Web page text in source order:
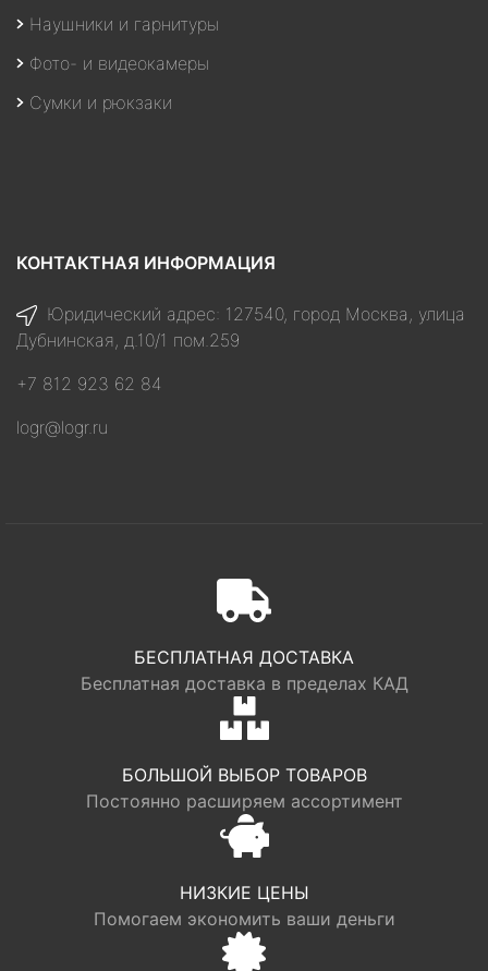
Наушники и гарнитуры
Фото- и видеокамеры
Сумки и рюкзаки
КОНТАКТНАЯ ИНФОРМАЦИЯ
Юридический адрес: 127540, город Москва, улица
Дубнинская, д.10/1 пом.259
+7 812 923 62 84
logr@logr.ru
БЕСПЛАТНАЯ ДОСТАВКА
Бесплатная доставка в пределах КАД
БОЛЬШОЙ ВЫБОР ТОВАРОВ
Постоянно расширяем ассортимент
НИЗКИЕ ЦЕНЫ
Помогаем экономить ваши деньги